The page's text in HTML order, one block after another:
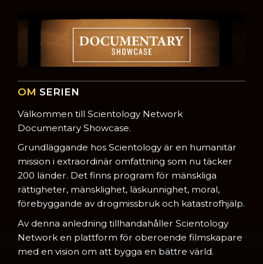
OM SERIEN
Välkommen till Scientology Network
Documentary Showcase.
Grundläggande hos Scientology är en humanitär
mission i extraordinär omfattning som nu täcker
200 länder. Det finns program för mänskliga
rättigheter, mänsklighet, läskunnighet, moral,
förebyggande av drogmissbruk och katastrofhjälp.
Av denna anledning tillhandahåller Scientology
Network en plattform för oberoende filmskapare
med en vision om att bygga en bättre värld.